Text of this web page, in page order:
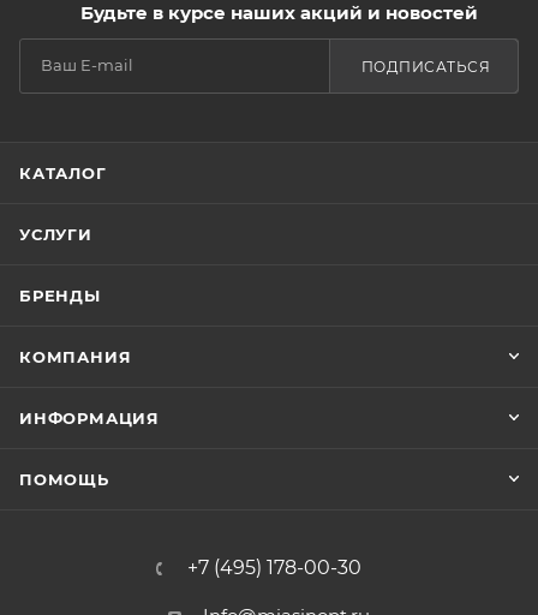
Будьте в курсе наших акций и новостей
ПОДПИСАТЬСЯ
КАТАЛОГ
УСЛУГИ
БРЕНДЫ
КОМПАНИЯ
ИНФОРМАЦИЯ
ПОМОЩЬ
+7 (495) 178-00-30